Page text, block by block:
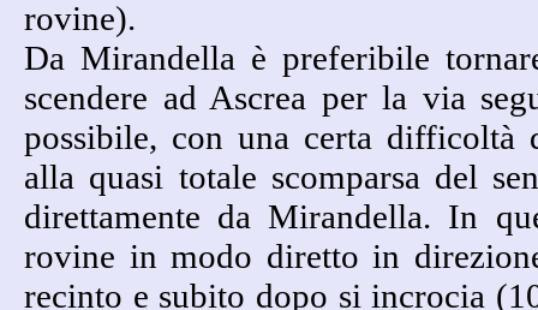
rovine).
Da Mirandella è preferibile
scendere ad Ascrea per la via
possibile, con una certa difficoltà
alla quasi totale scomparsa del
direttamente da Mirandella. In
rovine in modo diretto in
recinto e subito dopo si incrocia